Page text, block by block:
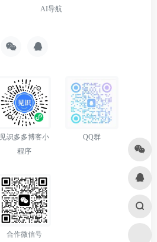
AI导航
见识多多博客小
程序
QQ群
合作微信号